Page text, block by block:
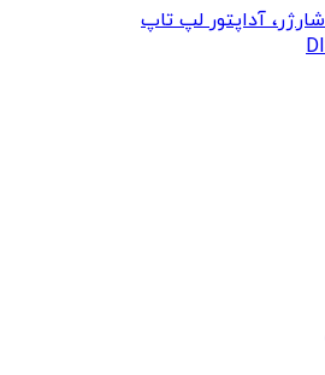
آداپتور لپ تاپ